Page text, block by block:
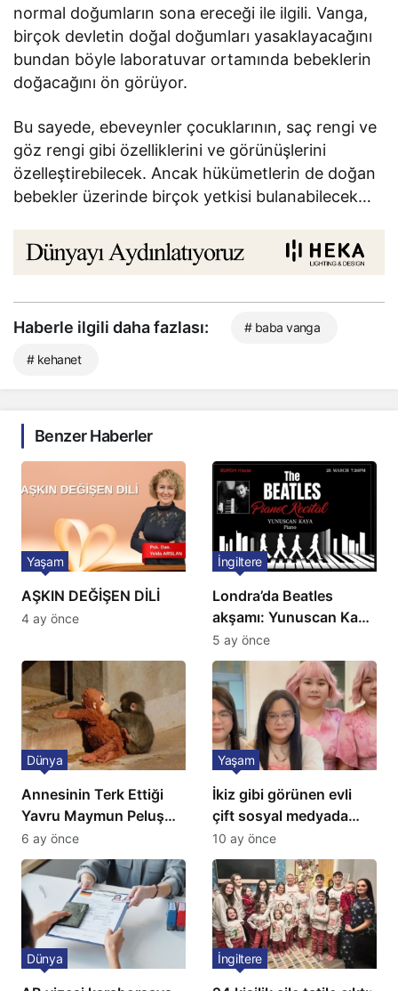
normal doğumların sona ereceği ile ilgili. Vanga,
birçok devletin doğal doğumları yasaklayacağını
bundan böyle laboratuvar ortamında bebeklerin
doğacağını ön görüyor.
Bu sayede, ebeveynler çocuklarının, saç rengi ve
göz rengi gibi özelliklerini ve görünüşlerini
özelleştirebilecek. Ancak hükümetlerin de doğan
bebekler üzerinde birçok yetkisi bulanabilecek…
Haberle ilgili daha fazlası: # baba vanga
# kehanet
Benzer Haberler
AŞKIN DEĞİŞEN DİLİ
Yaşam
4 ay önce
Londra’da Beatles
akşamı: Yunuscan Kaya
klasik yorumuyla
sahnede
İngiltere
5 ay önce
Annesinin Terk Ettiği
Yavru Maymun Peluş
Oyuncağını Anne Bildi
Dünya
6 ay önce
İkiz gibi görünen evli
çift sosyal medyada
gündem oldu
Yaşam
10 ay önce
Dünya İngiltere